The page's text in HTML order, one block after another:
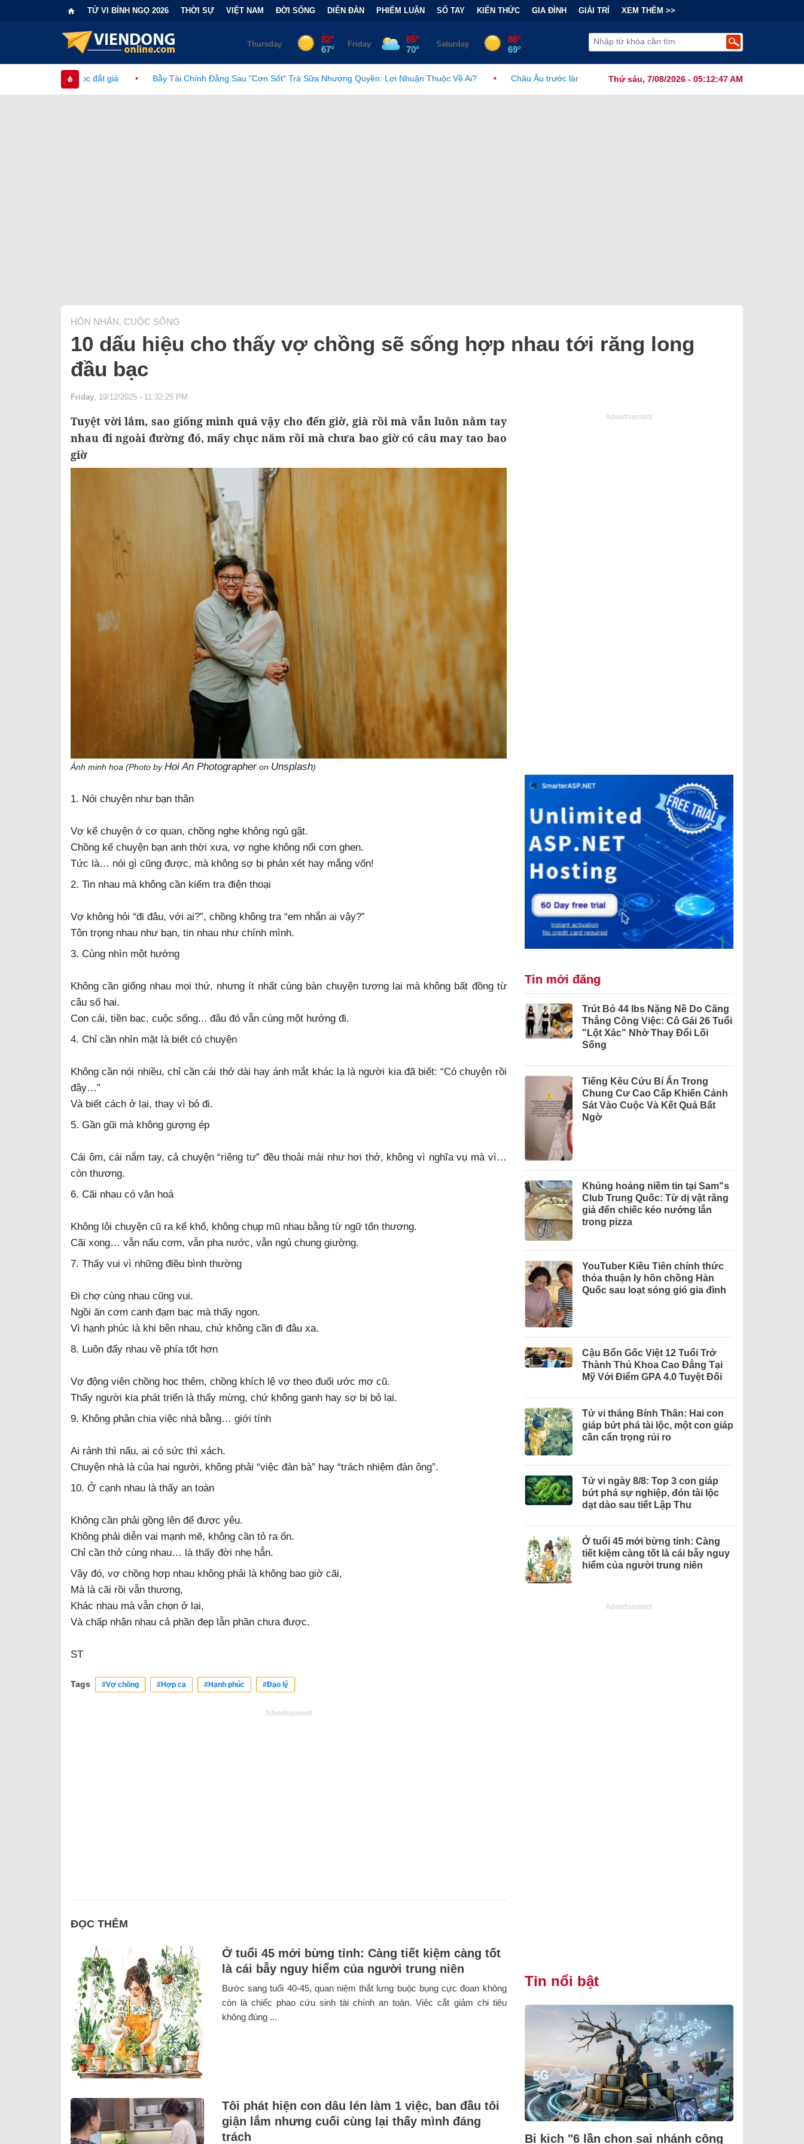
TỬ VI BÍNH NGỌ 2026 THỜI SỰ VIỆT NAM ĐỜI SỐNG DIỄN ĐÀN PHIẾM LUẬN SỔ TAY KIẾN THỨC GIA ĐÌNH GIẢI TRÍ XEM THÊM >>
Thứ sáu, 7/08/2026 - 05:12:49 AM
Bẫy Tài Chính Đằng Sau "Cơn Sốt" Trà Sữa Nhượng Quyền: Lợi Nhuận Thuộc Về Ai? • Châu Âu trước làn sóng ngầm: Mạng lưới khủng bố của Iran vươn vòi khắp châu lục
HÔN NHÂN, CUỘC SỐNG
10 dấu hiệu cho thấy vợ chồng sẽ sống hợp nhau tới răng long
đầu bạc
Friday , 19/12/2025 - 11:32:25 PM
Tuyệt vời lắm, sao giống mình quá vậy cho đến giờ, già rồi mà vẫn luôn nằm tay
nhau đi ngoài đường đó, mấy chục năm rồi mà chưa bao giờ có câu may tao bao
giờ
Ảnh minh họa (Photo byHoi An Photographeron Unsplash)
1. Nói chuyện như bạn thân
Vợ kể chuyện ở cơ quan, chồng nghe không ngủ gật.
Chồng kể chuyện bạn anh thời xưa, vợ nghe không nổi cơn ghen.
Tức là… nói gì cũng được, mà không sợ bị phán xét hay mắng vốn!
2. Tin nhau mà không cần kiểm tra điện thoại
Vợ không hỏi “đi đâu, với ai?”, chồng không tra “em nhắn ai vậy?”
Tôn trọng nhau như bạn, tin nhau như chính mình.
3. Cùng nhìn một hướng
Không cần giống nhau mọi thứ, nhưng ít nhất cùng bàn chuyện tương lai mà không bất đồng từ
câu số hai.
Con cái, tiền bạc, cuộc sống... đâu đó vẫn cùng một hướng đi.
4. Chỉ cần nhìn mặt là biết có chuyện
Không cần nói nhiều, chỉ cần cái thở dài hay ánh mắt khác lạ là người kia đã biết: “Có chuyện rồi
đây…”
Và biết cách ở lại, thay vì bỏ đi.
5. Gần gũi mà không gượng ép
Cái ôm, cái nắm tay, cả chuyện “riêng tư” đều thoải mái như hơi thở, không vì nghĩa vụ mà vì…
còn thương.
6. Cãi nhau có văn hoá
Không lôi chuyện cũ ra kể khổ, không chụp mũ nhau bằng từ ngữ tổn thương.
Cãi xong… vẫn nấu cơm, vẫn pha nước, vẫn ngủ chung giường.
7. Thấy vui vì những điều bình thường
Đi chợ cùng nhau cũng vui.
Ngồi ăn cơm canh đạm bạc mà thấy ngon.
Vì hạnh phúc là khi bên nhau, chứ không cần đi đâu xa.
8. Luôn đẩy nhau về phía tốt hơn
Vợ động viên chồng học thêm, chồng khích lệ vợ theo đuổi ước mơ cũ.
Thấy người kia phát triển là thấy mừng, chứ không ganh hay sợ bị bỏ lại.
9. Không phân chia việc nhà bằng… giới tính
Ai rảnh thì nấu, ai có sức thì xách.
Chuyện nhà là của hai người, không phải “việc đàn bà” hay “trách nhiệm đàn ông”.
10. Ở cạnh nhau là thấy an toàn
Không cần phải gồng lên để được yêu.
Không phải diễn vai mạnh mẽ, không cần tỏ ra ổn.
Chỉ cần thở cùng nhau… là thấy đời nhẹ hẳn.
Vậy đó, vợ chồng hợp nhau không phải là không bao giờ cãi,
Mà là cãi rồi vẫn thương,
Khác nhau mà vẫn chọn ở lại,
Và chấp nhận nhau cả phần đẹp lẫn phần chưa được.
ST
Tags #Vợ chồng #Hợp cạ #Hạnh phúc #Đạo lý
Advertisement
ĐỌC THÊM
Ở tuổi 45 mới bừng tỉnh: Càng tiết kiệm càng tốt
là cái bẫy nguy hiểm của người trung niên
Bước sang tuổi 40-45, quan niệm thắt lưng buộc bụng cực đoan không
còn là chiếc phao cứu sinh tài chính an toàn. Việc cắt giảm chi tiêu
không đúng ...
Tôi phát hiện con dâu lén làm 1 việc, ban đầu tôi
giận lắm nhưng cuối cùng lại thấy mình đáng
trách
Advertisement
Tin mới đăng
Trút Bỏ 44 lbs Nặng Nề Do Căng
Thẳng Công Việc: Cô Gái 26 Tuổi
"Lột Xác" Nhờ Thay Đổi Lối
Sống
Tiếng Kêu Cứu Bí Ẩn Trong
Chung Cư Cao Cấp Khiến Cảnh
Sát Vào Cuộc Và Kết Quả Bất
Ngờ
Khủng hoảng niềm tin tại Sam"s
Club Trung Quốc: Từ dị vật răng
giả đến chiếc kéo nướng lẫn
trong pizza
YouTuber Kiều Tiên chính thức
thỏa thuận ly hôn chồng Hàn
Quốc sau loạt sóng gió gia đình
Cậu Bổn Gốc Việt 12 Tuổi Trở
Thành Thủ Khoa Cao Đẳng Tại
Mỹ Với Điểm GPA 4.0 Tuyệt Đối
Tử vi tháng Bính Thân: Hai con
giáp bứt phá tài lộc, một con giáp
cần cẩn trọng rủi ro
Tử vi ngày 8/8: Top 3 con giáp
bứt phá sự nghiệp, đón tài lộc
dạt dào sau tiết Lập Thu
Ở tuổi 45 mới bừng tỉnh: Càng
tiết kiệm càng tốt là cái bẫy nguy
hiểm của người trung niên
Advertisement
Tin nổi bật
Bi kịch "6 lần chọn sai nhánh công